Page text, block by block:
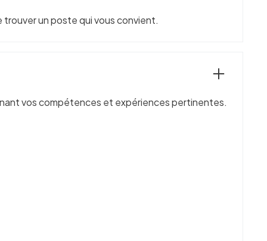
un poste qui vous convient.
vos compétences et expériences pertinentes.